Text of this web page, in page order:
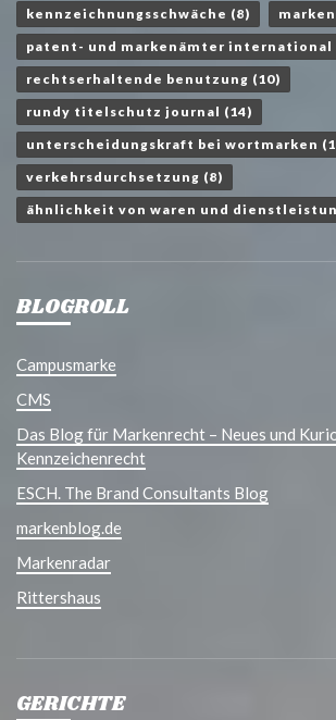
kennzeichnungsschwäche (8)
patent- und markenämter international
rechtserhaltende benutzung (10)
rundy titelschutz journal (14)
unterscheidungskraft bei wortmarken
verkehrsdurchsetzung (8)
ähnlichkeit von waren und
BLOGROLL
Campusmarke
CMS
Das Blog für Markenrecht – Neues und
Kennzeichenrecht
ESCH. The Brand Consultants Blog
markenblog.de
Markenradar
Rittershaus
GERICHTE